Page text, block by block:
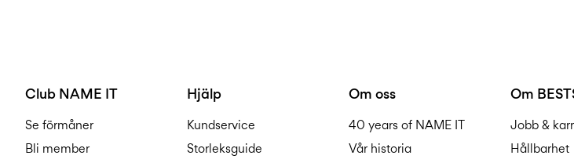
Club NAME IT
Se förmåner
Bli member
Hjälp
Kundservice
Storleksguide
Om oss
40 years of NAME IT
Vår historia
Om
Jobb &
Hållbarhet